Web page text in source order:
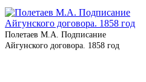
Полетаев М.А. Подписание
Айгунского дого­во­ра. 1858 год